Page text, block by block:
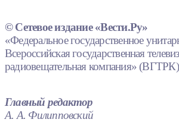
© Сетевое издание «Вести.Ру»
«Федеральное государственное
Всероссийская государственная
радиовещательная компания»
Главный редактор
А. А. Филипповский